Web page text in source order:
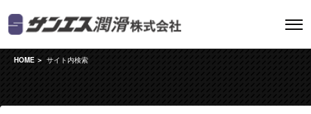
HOME サイト内検索